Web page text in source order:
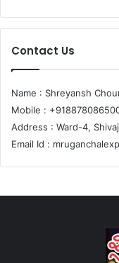
Contact Us
Name : Shreyansh
Mobile :
Address : Ward-4,
Email Id :